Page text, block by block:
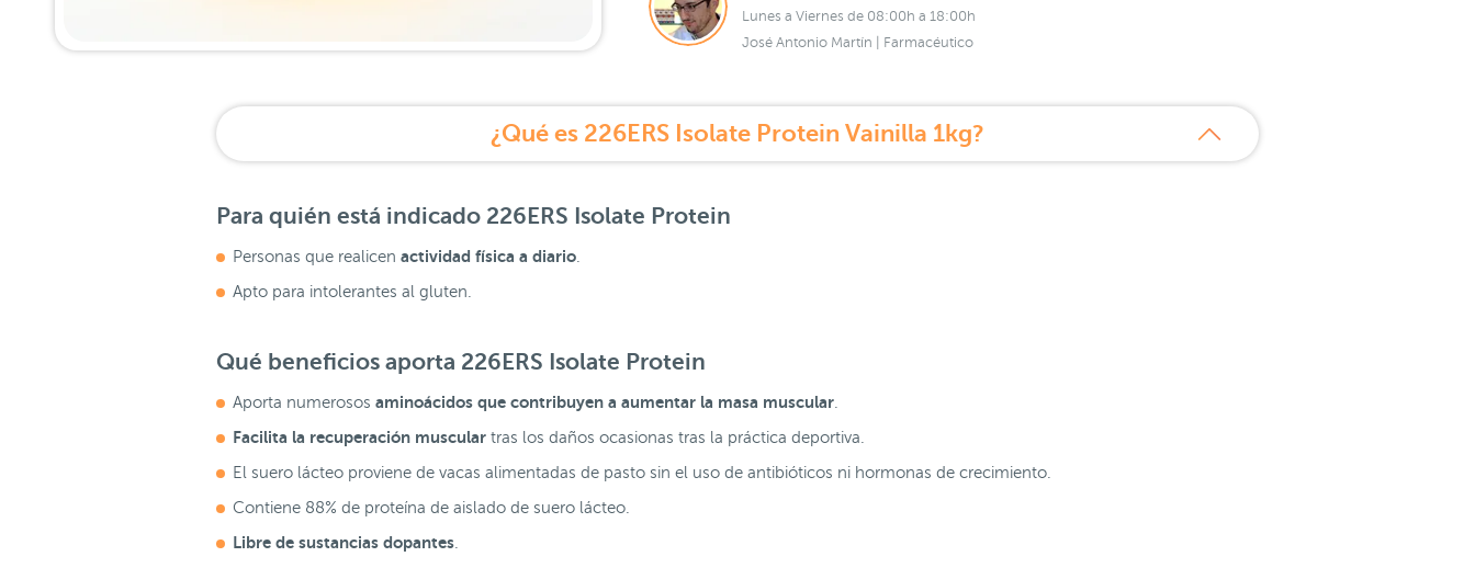
Lunes a Viernes de 08:00h a 18:00h
José Antonio Martín | Farmacéutico
¿Qué es 226ERS Isolate Protein Vainilla 1kg?
Para quién está indicado 226ERS Isolate Protein
Personas que realicen actividad física a diario
Apto para intolerantes al gluten.
Qué beneficios aporta 226ERS Isolate Protein
Aporta numerosos aminoácidos que contribuyen a aumentar la masa muscular
Facilita la recuperación muscular tras los daños ocasionas tras la práctica deportiva.
El suero lácteo proviene de vacas alimentadas de pasto sin el uso de antibióticos ni hormonas de crecimiento.
Contiene 88% de proteína de aislado de suero lácteo.
Libre de sustancias dopantes